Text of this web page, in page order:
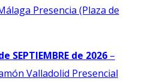
Presencia (Plaza de
SEPTIEMBRE de 2026–
Valladolid Presencial